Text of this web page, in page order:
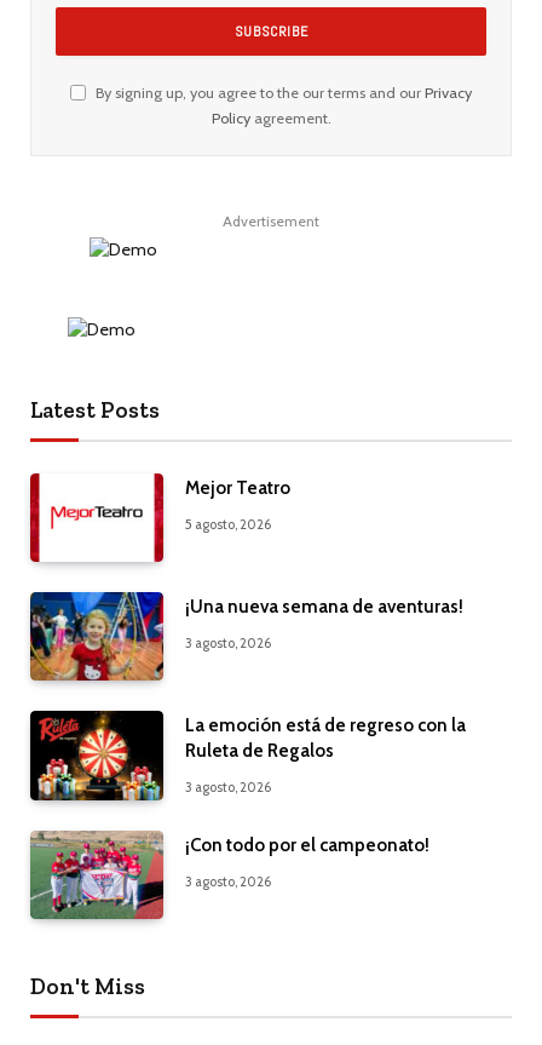
By signing up, you agree to the our terms and our Privacy
Policyagreement.
Advertisement
Latest Posts
Mejor Teatro
5 agosto, 2026
¡Una nueva semana de aventuras!
3 agosto, 2026
La emoción está de regreso con la
Ruleta de Regalos
3 agosto, 2026
¡Con todo por el campeonato!
3 agosto, 2026
Don't Miss